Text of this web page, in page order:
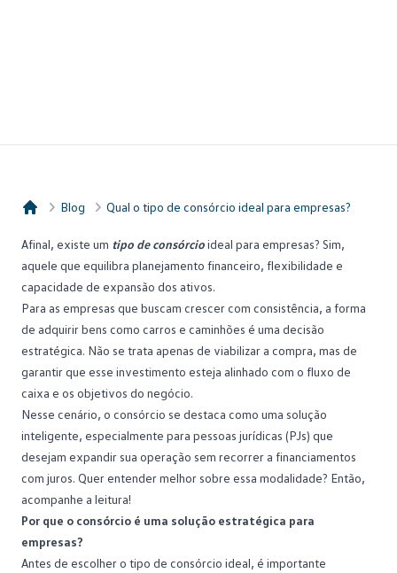
Blog Qual o tipo de consórcio ideal para empresas?
Afinal, existe um tipo de consórcioideal para empresas? Sim,
aquele que equilibra planejamento financeiro, flexibilidade e
capacidade de expansão dos ativos.
Para as empresas que buscam crescer com consistência, a forma
de adquirir bens como carros e caminhões é uma decisão
estratégica. Não se trata apenas de viabilizar a compra, mas de
garantir que esse investimento esteja alinhado com o fluxo de
caixa e os objetivos do negócio.
Nesse cenário, o consórcio se destaca como uma solução
inteligente, especialmente para pessoas jurídicas (PJs) que
desejam expandir sua operação sem recorrer a financiamentos
com juros. Quer entender melhor sobre essa modalidade? Então,
acompanhe a leitura!
Por que o consórcio é uma solução estratégica para
empresas?
Antes de escolher o tipo de consórcio ideal, é importante